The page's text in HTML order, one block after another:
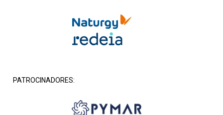
PATROCINADORES: